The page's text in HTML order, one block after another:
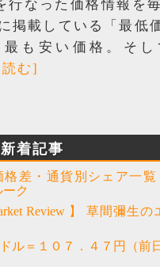
行なった価格情報を
掲載している「最低
も安い価格。そ
む]
着記事
差・通貨別シェア一
ーク
Review 】 草間彌生
ル＝１０７．４７円（前